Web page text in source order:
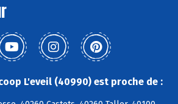
L'eveil (40990) est proche de :